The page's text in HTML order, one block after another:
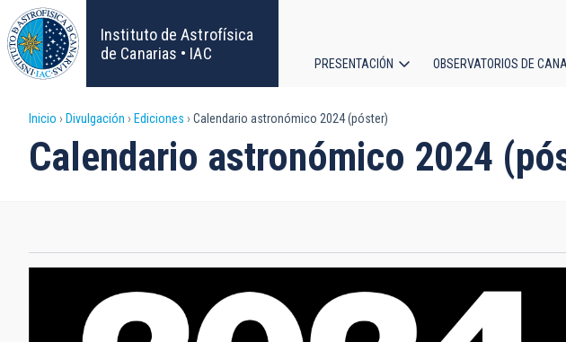
Pasar
al
contenido
principal
Instituto de Astrofísica
de Canarias • IAC
principal
PRESENTACIÓN OBSERVATORIOS DE
Sobrescribir
enlaces
ayuda
Inicio Divulgación Ediciones Calendario astronómico 2024 (póster)
Calendario astronómico 2024